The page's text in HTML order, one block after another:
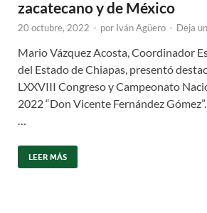
zacatecano y de México
20 octubre, 2022 - por Iván Agüero - Deja
Mario Vázquez Acosta, Coordinador
del Estado de Chiapas, presentó
LXXVIII Congreso y Campeonato
2022 “Don Vicente Fernández
…
LEER MÁS